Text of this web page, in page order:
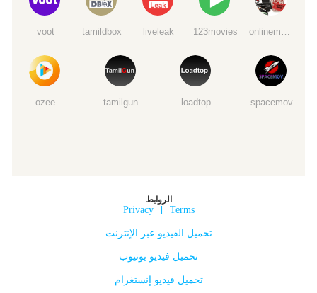
voot tamildbox liveleak 123movies
ozee tamilgun loadtop spacemov
الروابط
Privacy | Terms
تحميل الفيديو عبر الإنترنت
تحميل فيديو يوتيوب
تحميل فيديو إنستغرام